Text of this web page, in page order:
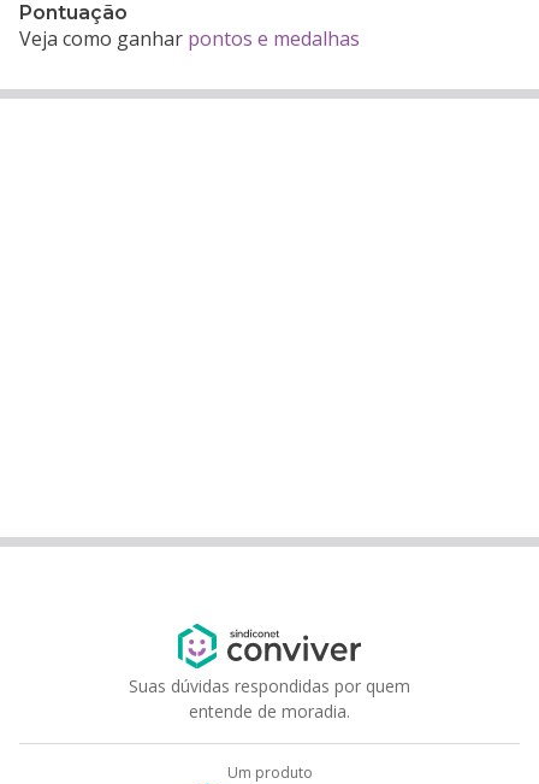
Pontuação
Veja como ganhar pontos e medalhas
Suas dúvidas respondidas por quem
entende de moradia.
Um produto